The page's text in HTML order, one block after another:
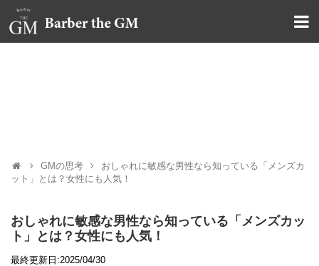
GMの思考
おしゃれに敏感な男性なら知っている「メンズカ
ット」とは？女性にも人気！
おしゃれに敏感な男性なら知っている「メンズカッ
ト」とは？女性にも人気！
最終更新日:2025/04/30